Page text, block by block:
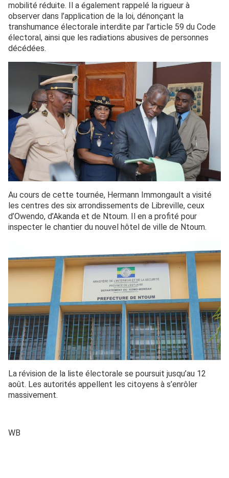
mobilité réduite. Il a également rappelé la rigueur à
observer dans l’application de la loi, dénonçant la
transhumance électorale interdite par l’article 59 du Code
électoral, ainsi que les radiations abusives de personnes
décédées.
Au cours de cette tournée, Hermann Immongault a visité
les centres des six arrondissements de Libreville, ceux
d’Owendo, d’Akanda et de Ntoum. Il en a profité pour
inspecter le chantier du nouvel hôtel de ville de Ntoum.
La révision de la liste électorale se poursuit jusqu’au 12
août. Les autorités appellent les citoyens à s’enrôler
massivement.
WB